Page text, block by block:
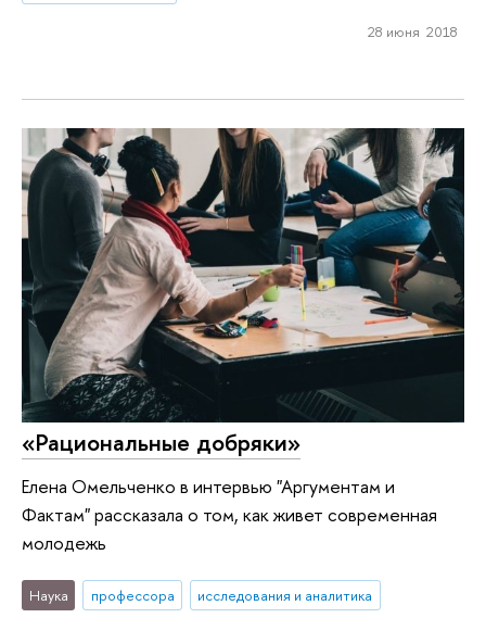
28 июня 2018
«Рациональные добряки»
Елена Омельченко в интервью "Аргументам и
Фактам" рассказала о том, как живет современная
молодежь
Наука профессора
исследования и аналитика